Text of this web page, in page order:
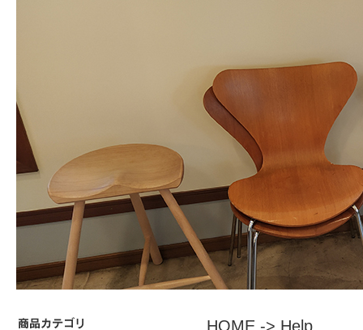
HOME -> Help